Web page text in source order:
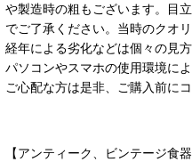
や製造時の粗もございます。目
でご了承ください。当時のクオ
経年による劣化などは個々の見
パソコンやスマホの使用環境に
ご心配な方は是非、ご購入前に
【アンティーク、ビンテージ食器